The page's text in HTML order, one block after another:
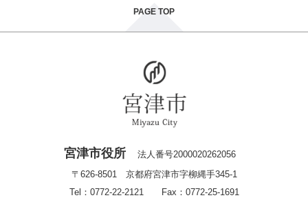
PAGE TOP
宮津市役所
法人番号2000020262056
〒626-8501 京都府宮津市字柳縄手345-1
Tel：0772-22-2121 Fax：0772-25-1691